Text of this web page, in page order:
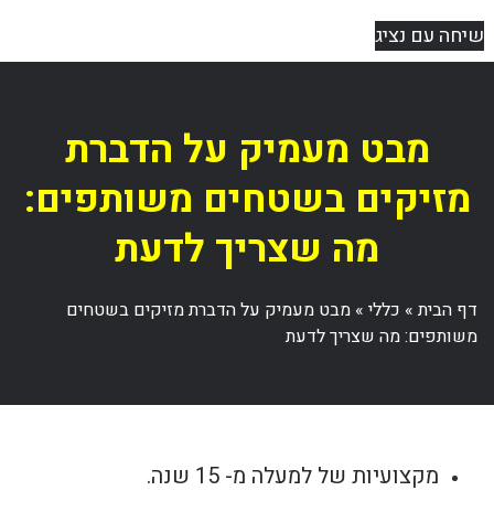
שיחה עם נציג
מבט מעמיק על הדברת
מזיקים בשטחים משותפים:
מה שצריך לדעת
דף הבית» כללי» מבט מעמיק על הדברת מזיקים בשטחים
משותפים: מה שצריך לדעת
מקצועיות של למעלה מ- 15 שנה.